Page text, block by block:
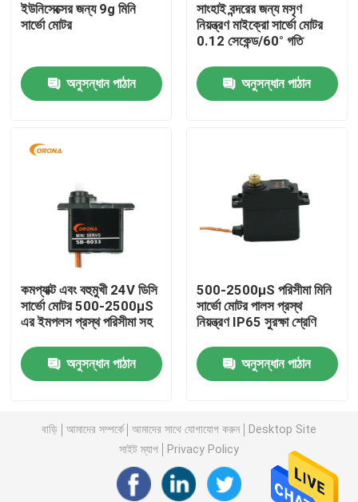
আমাদের সম্পর্কে
কারখানা ভ্রমণ
মান নিয়ন্ত্রণ
যোগাযোগ করুন
স্ট্যান্ডার্ড সার্ভো মোটর
ইউনিসেক্সের জন্য 9g মিনি
সার্ভো মোটর
অনুসন্ধান পাঠান
সাংহাই বন্দরের জন্য মসৃণ
নিয়ন্ত্রণ মাইক্রো সার্ভো মোটর
0.12 সেকেন্ড/60° গতি
অনুসন্ধান পাঠান
কমপ্যাক্ট এবং বহুমুখী 24V ডিসি
সার্ভো মোটর 500-2500μS
এর ইমপলস প্রস্থ পরিসীমা সহ
অনুসন্ধান পাঠান
500-2500μS পরিসীমা মিনি
সার্ভো মোটর পালস প্রস্থ
নিয়ন্ত্রণ IP65 সুরক্ষা শ্রেণি
অনুসন্ধান পাঠান
বাড়ি আমাদের সম্পর্কে আমাদের সাথে যোগাযোগ করুন
Desktop Site
সাইট ম্যাপ
Privacy Policy